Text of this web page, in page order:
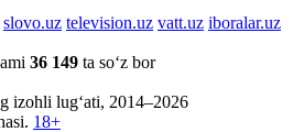
slovo.uz television.uz vatt.uz iboralar.uz
36 149 ta so‘z bor
lug‘ati, 2014–2026
18+